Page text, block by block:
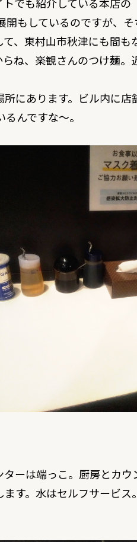
開もしているのですが、そ
、東村山市秋津にも間
ね、楽観さんのつけ麺
にあります。ビル内に
んですな〜。
ーは端っこ。厨房とカ
す。水はセルフサービス。